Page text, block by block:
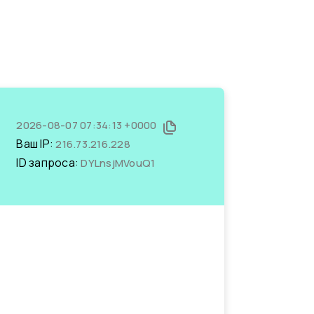
2026-08-07 07:34:13 +0000
Ваш IP:216.73.216.228
ID запроса:DYLnsjMVouQ1